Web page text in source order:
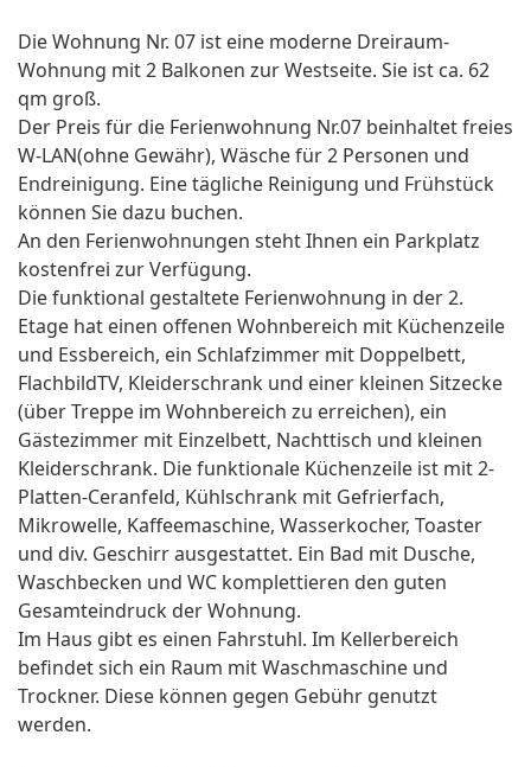
Die Wohnung Nr. 07 ist eine moderne Dreiraum-
Wohnung mit 2 Balkonen zur Westseite. Sie ist ca. 62
qm groß.
Der Preis für die Ferienwohnung Nr.07 beinhaltet freies
W-LAN(ohne Gewähr), Wäsche für 2 Personen und
Endreinigung. Eine tägliche Reinigung und Frühstück
können Sie dazu buchen.
An den Ferienwohnungen steht Ihnen ein Parkplatz
kostenfrei zur Verfügung.
Die funktional gestaltete Ferienwohnung in der 2.
Etage hat einen offenen Wohnbereich mit Küchenzeile
und Essbereich, ein Schlafzimmer mit Doppelbett,
FlachbildTV, Kleiderschrank und einer kleinen Sitzecke
(über Treppe im Wohnbereich zu erreichen), ein
Gästezimmer mit Einzelbett, Nachttisch und kleinen
Kleiderschrank. Die funktionale Küchenzeile ist mit 2-
Platten-Ceranfeld, Kühlschrank mit Gefrierfach,
Mikrowelle, Kaffeemaschine, Wasserkocher, Toaster
und div. Geschirr ausgestattet. Ein Bad mit Dusche,
Waschbecken und WC komplettieren den guten
Gesamteindruck der Wohnung.
Im Haus gibt es einen Fahrstuhl. Im Kellerbereich
befindet sich ein Raum mit Waschmaschine und
Trockner. Diese können gegen Gebühr genutzt
werden.